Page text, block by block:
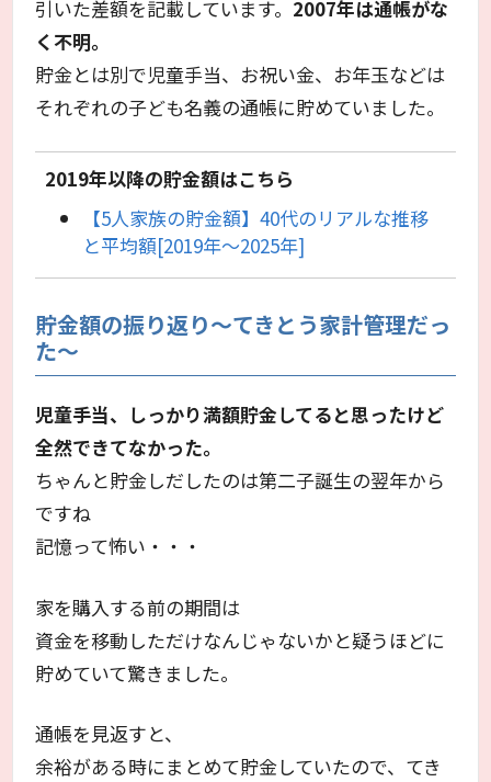
引いた差額を記載しています。 2007年は通帳がな
く不明。
貯金とは別で児童手当、お祝い金、お年玉などは
それぞれの子ども名義の通帳に貯めていました。
2019年以降の貯金額はこちら
【5人家族の貯金額】40代のリアルな推移
と平均額[2019年〜2025年]
貯金額の振り返り～てきとう家計管理だっ
た～
児童手当、しっかり満額貯金してると思ったけど
全然できてなかった。
ちゃんと貯金しだしたのは第二子誕生の翌年から
ですね
記憶って怖い・・・
家を購入する前の期間は
資金を移動しただけなんじゃないかと疑うほどに
貯めていて驚きました。
通帳を見返すと、
余裕がある時にまとめて貯金していたので、てき